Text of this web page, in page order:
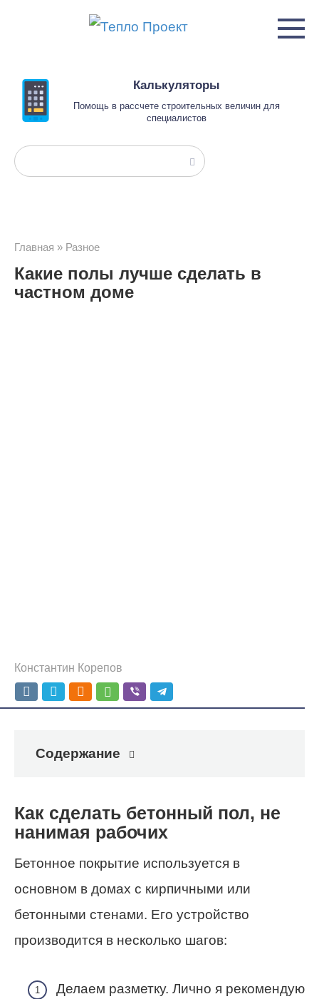
Калькуляторы
Помощь в рассчете строительных величин для
специалистов
Поиск:
Главная » Разное
Какие полы лучше сделать в
частном доме
Константин Корепов
Содержание
Как сделать бетонный пол, не
нанимая рабочих
Бетонное покрытие используется в
основном в домах с кирпичными или
бетонными стенами. Его устройство
производится в несколько шагов:
Делаем разметку. Лично я рекомендую